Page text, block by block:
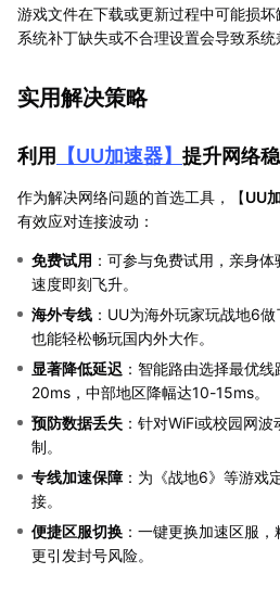
游戏文件在下载或更新过程中可能损
系统补丁缺失或不合理设置会导致系统
实用解决策略
利用 【UU加速器】 提升网络
作为解决网络问题的首选工具，【UU
有效应对连接波动：
免费试用 ：可参与免费试用，亲身
速度即刻飞升。
海外专线 ：UU为海外玩家玩战地6
也能轻松畅玩国内外大作。
显著降低延迟 ：智能路由选择最优
20ms，中部地区降幅达10-15ms。
预防数据丢失 ：针对WiFi或校园网
制。
专线加速保障 ：为《战地6》等游戏
接。
便捷区服切换 ：一键更换加速区服
更引发封号风险。